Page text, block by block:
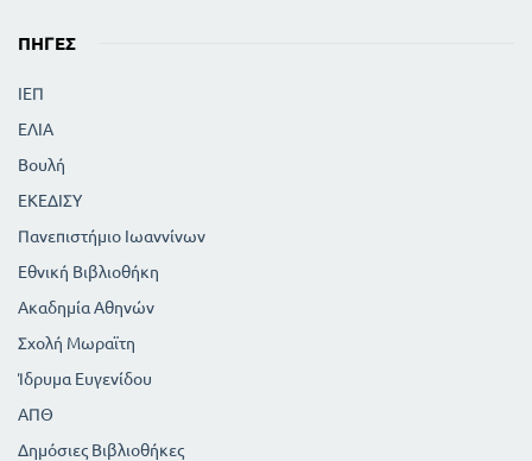
ΠΗΓΈΣ
ΙΕΠ
ΕΛΙΑ
Βουλή
ΕΚΕΔΙΣΥ
Πανεπιστήμιο Ιωαννίνων
Εθνική Βιβλιοθήκη
Ακαδημία Αθηνών
Σχολή Μωραϊτη
Ίδρυμα Ευγενίδου
ΑΠΘ
Δημόσιες Βιβλιοθήκες